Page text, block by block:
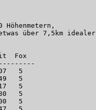
über 7,5km
Fox
42'07   5
56'49   5
57'17   5
57'30   5
63'00   5